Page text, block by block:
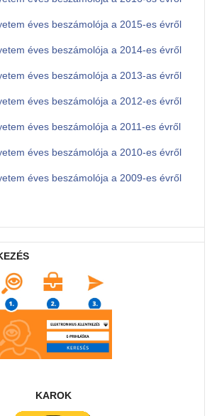
éves beszámolója a 2015-es évről
éves beszámolója a 2014-es évről
éves beszámolója a 2013-as évről
éves beszámolója a 2012-es évről
éves beszámolója a 2011-es évről
éves beszámolója a 2010-es évről
éves beszámolója a 2009-es évről
KAROK